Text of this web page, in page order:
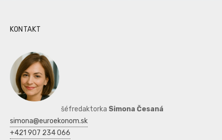
KONTAKT
šéfredaktorka Simona Česaná
simona@euroekonom.sk
+421 907 234 066